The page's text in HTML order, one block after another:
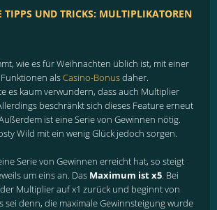
TIPPS UND TRICKS: MULTIPLIKATOREN
wie es für Weihnachten üblich ist, mit einer
alsCasino-Bonusdaher.
es kaum verwundern, dass auch Multiplier
beschränkt sich dieses Feature erneut
ist eine Serie von Gewinnen nötig.
Wild mit ein wenig Glück jedoch sorgen.
Serie von Gewinnen erreicht hat, so steigt
um eins an. Das Maximum ist x5. Bei
Multiplier auf x1 zurück und beginnt von
sei denn, die maximale Gewinnsteigung wurde